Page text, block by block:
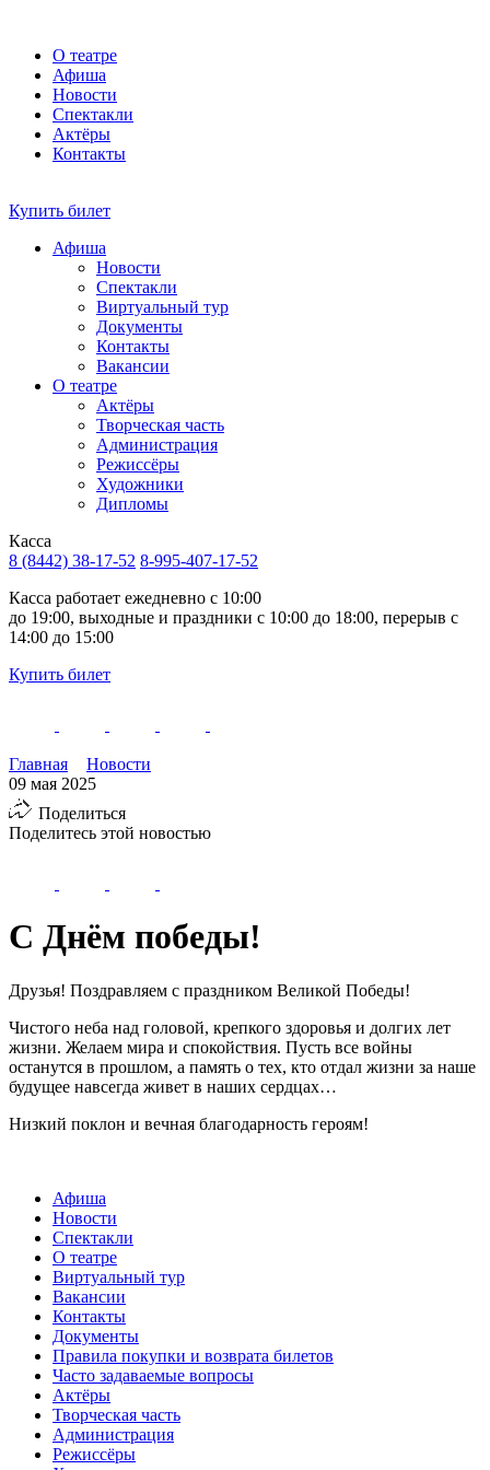
О театре
Афиша
Новости
Спектакли
Актёры
Контакты
Купить билет
Афиша
Новости
Спектакли
Виртуальный тур
Документы
Контакты
Вакансии
О театре
Актёры
Творческая часть
Администрация
Режиссёры
Художники
Дипломы
Касса
8 (8442) 38-17-52 8-995-407-17-52
Касса работает ежедневно с 10:00
до 19:00, выходные и праздники с 10:00 до 18:00, перерыв с
14:00 до 15:00
Купить билет
Главная
Новости
09 мая 2025
Поделиться
Поделитесь этой новостью
С Днём победы!
Друзья! Поздравляем с праздником Великой Победы!
Чистого неба над головой, крепкого здоровья и долгих лет
жизни. Желаем мира и спокойствия. Пусть все войны
останутся в прошлом, а память о тех, кто отдал жизни за наше
будущее навсегда живет в наших сердцах…
Низкий поклон и вечная благодарность героям!
Афиша
Новости
Спектакли
О театре
Виртуальный тур
Вакансии
Контакты
Документы
Правила покупки и возврата билетов
Часто задаваемые вопросы
Актёры
Творческая часть
Администрация
Режиссёры